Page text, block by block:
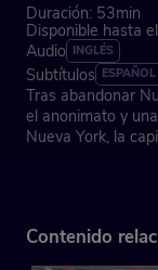
Duración: 53min
Disponible hasta
Audio INGLÉS
Subtítulos ESPAÑOL
Tras abandonar
el anonimato y
Nueva York, la
el pelo
Cueste lo que le
Contenido